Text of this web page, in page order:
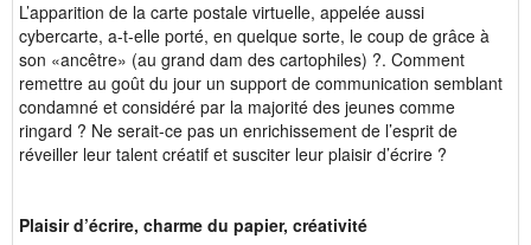
L’apparition de la carte postale virtuelle, appelée aussi
cybercarte, a-t-elle porté, en quelque sorte, le coup de grâce à
son «ancêtre» (au grand dam des cartophiles) ?. Comment
remettre au goût du jour un support de communication semblant
condamné et considéré par la majorité des jeunes comme
ringard ? Ne serait-ce pas un enrichissement de l’esprit de
réveiller leur talent créatif et susciter leur plaisir d’écrire ?
Plaisir d’écrire, charme du papier, créativité